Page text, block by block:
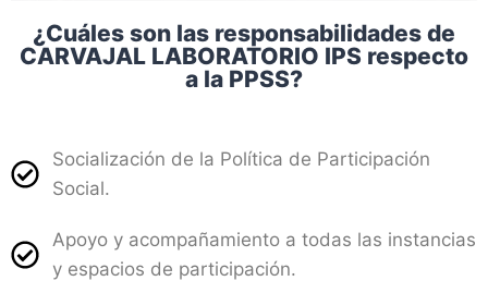
¿Cuáles son las responsabilidades de
CARVAJAL LABORATORIO IPS respecto
a la PPSS?
Socialización de la Política de Participación
Social.
Apoyo y acompañamiento a todas las instancias
y espacios de participación.